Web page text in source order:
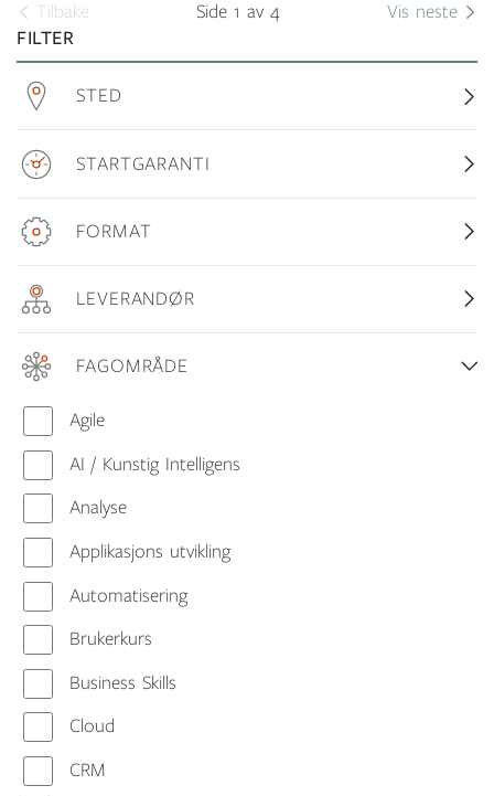
Tilbake Side 1 av 4
Vis neste
FILTER
STED
STARTGARANTI
FORMAT
LEVERANDØR
FAGOMRÅDE
Agile
AI / Kunstig Intelligens
Analyse
Applikasjons utvikling
Automatisering
Brukerkurs
Business Skills
Cloud
CRM